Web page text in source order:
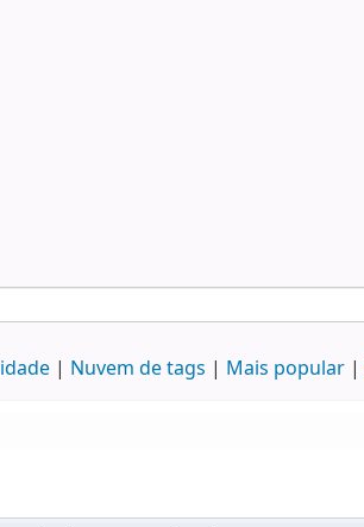
Nuvem de tags Mais popular